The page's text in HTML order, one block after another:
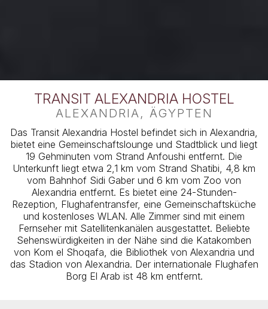
TRANSIT ALEXANDRIA HOSTEL
ALEXANDRIA, ÄGYPTEN
Das Transit Alexandria Hostel befindet sich in Alexandria,
bietet eine Gemeinschaftslounge und Stadtblick und liegt
19 Gehminuten vom Strand Anfoushi entfernt. Die
Unterkunft liegt etwa 2,1 km vom Strand Shatibi, 4,8 km
vom Bahnhof Sidi Gaber und 6 km vom Zoo von
Alexandria entfernt. Es bietet eine 24-Stunden-
Rezeption, Flughafentransfer, eine Gemeinschaftsküche
und kostenloses WLAN. Alle Zimmer sind mit einem
Fernseher mit Satellitenkanälen ausgestattet. Beliebte
Sehenswürdigkeiten in der Nähe sind die Katakomben
von Kom el Shoqafa, die Bibliothek von Alexandria und
das Stadion von Alexandria. Der internationale Flughafen
Borg El Arab ist 48 km entfernt.